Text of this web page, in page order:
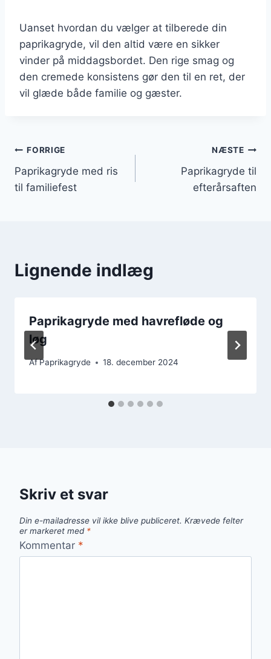
Uanset hvordan du vælger at tilberede din
paprikagryde, vil den altid være en sikker
vinder på middagsbordet. Den rige smag og
den cremede konsistens gør den til en ret, der
vil glæde både familie og gæster.
Indlægsnavigation
FORRIGE
Paprikagryde med ris
til familiefest
NÆSTE
Paprikagryde til
efterårsaften
Lignende indlæg
Paprikagryde med havrefløde og
løg
AfPaprikagryde 18. december 2024
Skriv et svar
Din e-mailadresse vil ikke blive publiceret. Krævede felter
er markeret med *
Kommentar *